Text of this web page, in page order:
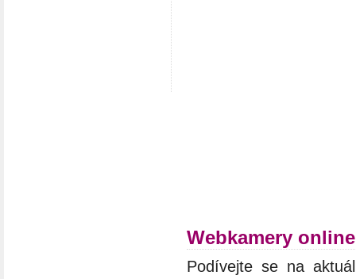
Webkamery
Podívejte se na